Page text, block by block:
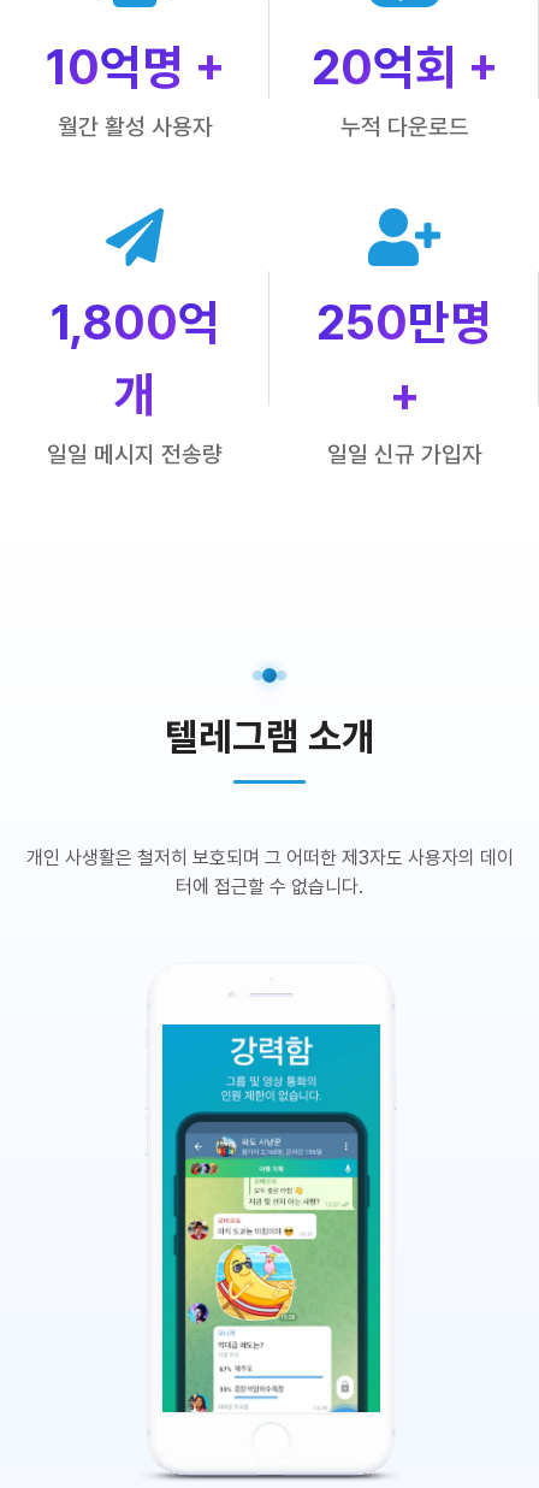
10억명 +
월간 활성 사용자
20억회 +
누적 다운로드
1,800억
개
일일 메시지 전송량
250만명
+
일일 신규 가입자
텔레그램 소개
개인 사생활은 철저히 보호되며 그 어떠한 제3자도 사용자의 데이
터에 접근할 수 없습니다.